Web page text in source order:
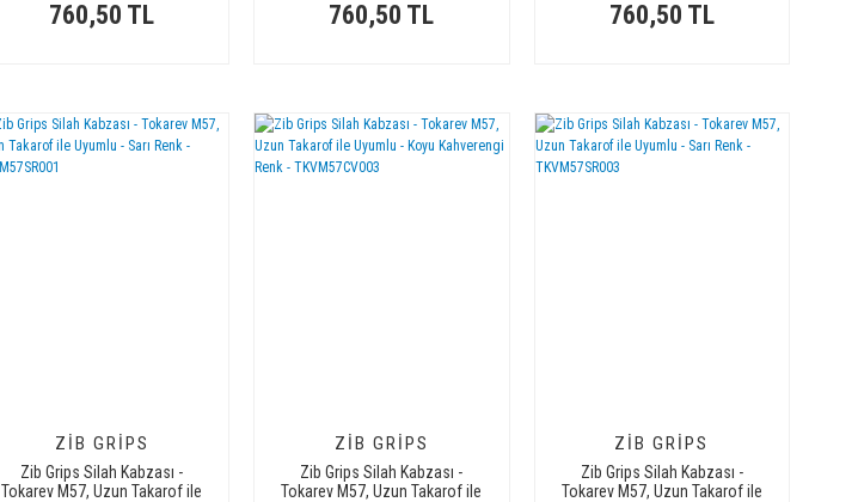
760,50 TL 760,50 TL 760,50 TL
ZIB GRIPS
Zib Grips Silah Kabzası -
Tokarev M57, Uzun Takarof ile
ZIB GRIPS
Zib Grips Silah Kabzası -
Tokarev M57, Uzun Takarof ile
ZIB GRIPS
Zib Grips Silah Kabzası -
Tokarev M57, Uzun Takarof ile